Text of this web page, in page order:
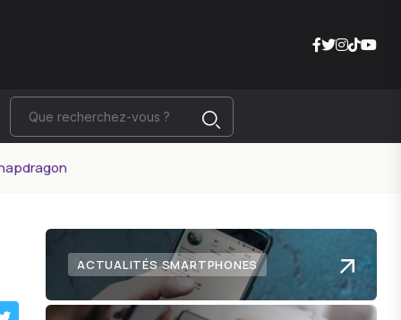
ACTUALITÉS SMARTPHONES